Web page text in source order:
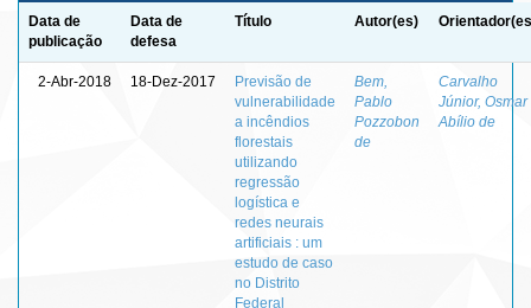
Data de
publicação
Data de
defesa
Título Autor(es)
2-Abr-2018 18-Dez-2017
Previsão de
vulnerabilidade
a incêndios
florestais
utilizando
regressão
logística e
redes neurais
artificiais : um
estudo de caso
no Distrito
Federal
Bem,
Pablo
Pozzobon
de
Carvalho
Júnior, Osmar
Abílio de